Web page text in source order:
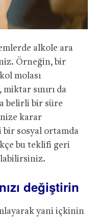
alkole ara
Örneğin, bir
molası
sınırı da
belirli bir süre
karar
bir sosyal ortamda
bu teklifi geri
değiştirin
yani içkinin